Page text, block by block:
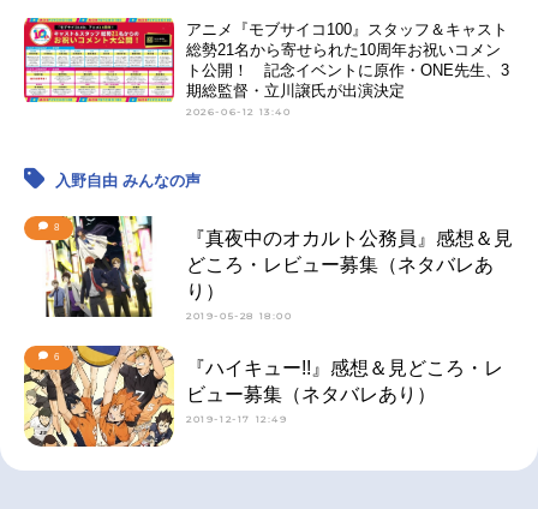
アニメ『モブサイコ100』スタッフ＆キャスト
総勢21名から寄せられた10周年お祝いコメン
ト公開！ 記念イベントに原作・ONE先生、3
期総監督・立川譲氏が出演決定
2026-06-12 13:40
入野自由 みんなの声
8
『真夜中のオカルト公務員』感想＆見
どころ・レビュー募集（ネタバレあ
り）
2019-05-28 18:00
6
『ハイキュー!!』感想＆見どころ・レ
ビュー募集（ネタバレあり）
2019-12-17 12:49